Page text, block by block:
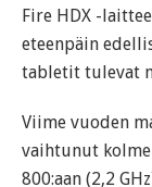
Fire HDX -
eteenpäin
tabletit tulevat
Viime vuoden
vaihtunut kolme
800:aan (2,2